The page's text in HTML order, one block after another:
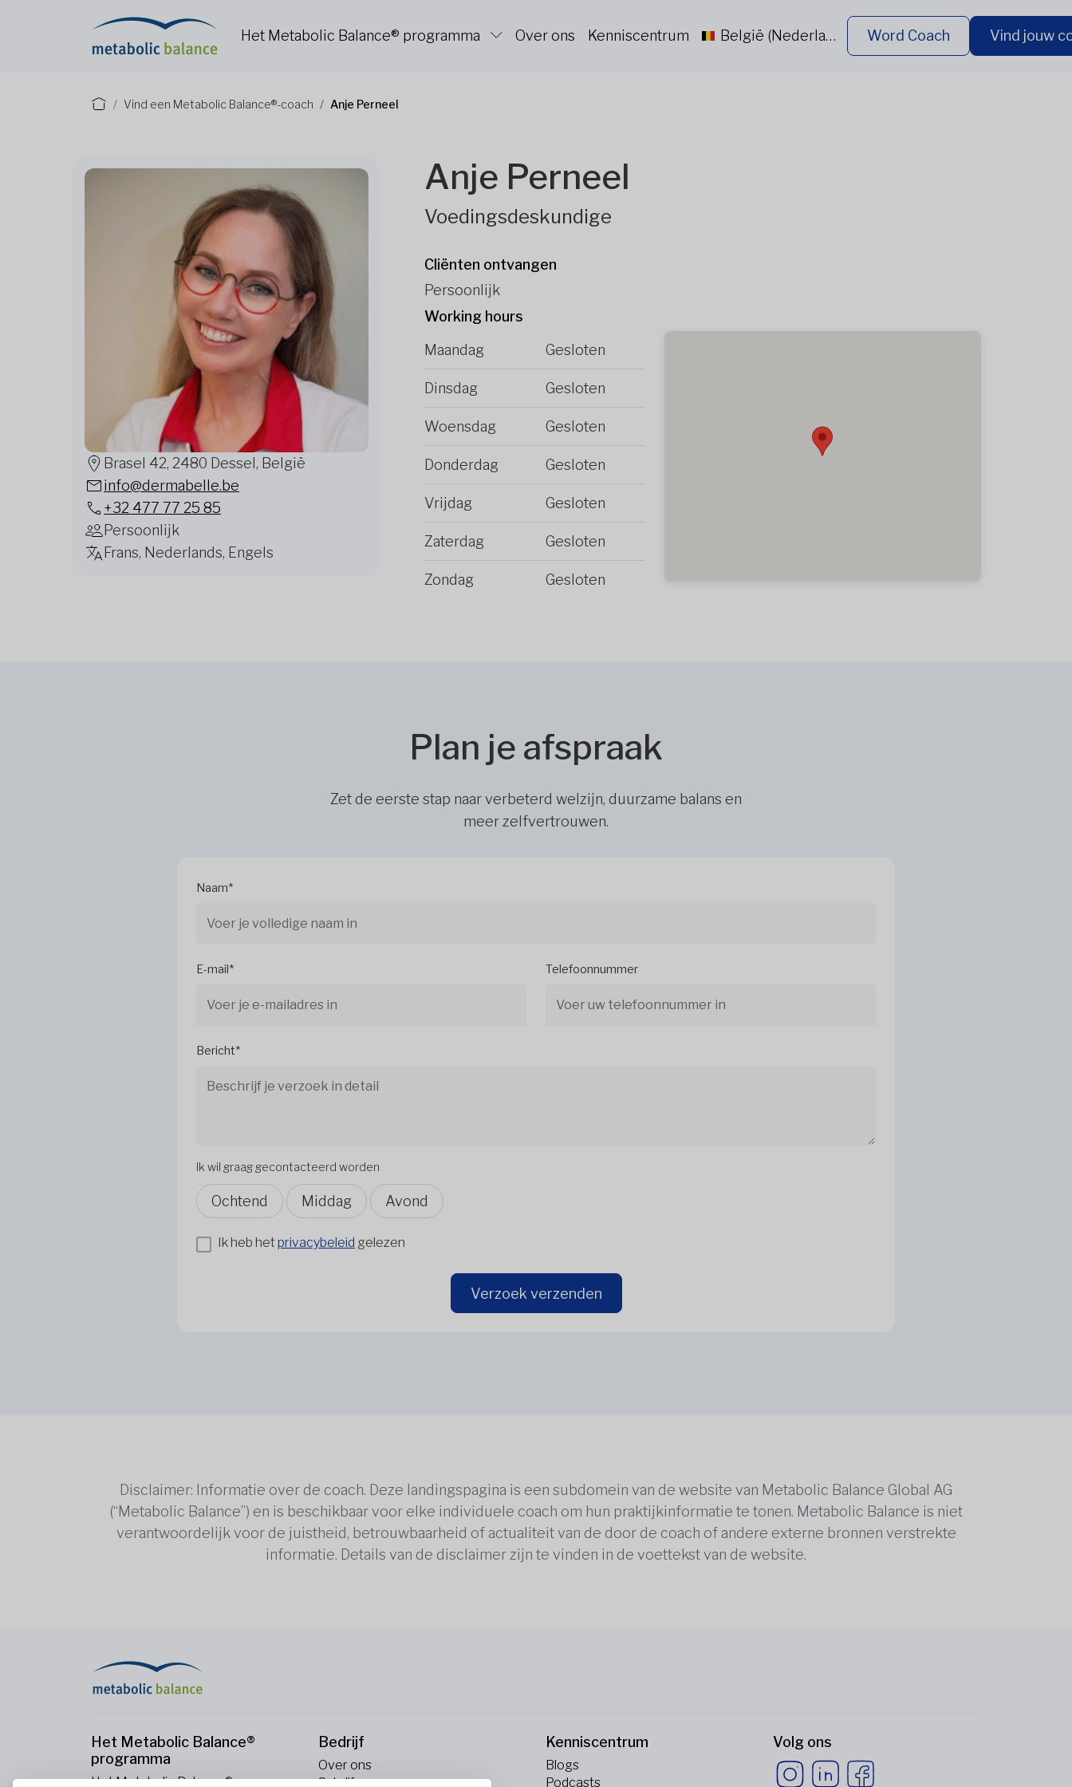
Het Metabolic Balance® programma Over ons Kenniscentrum België (Nederlands) Word Coach Vind jouw
Vind een Metabolic Balance®-coach Anje Perneel
Brasel 42, 2480 Dessel, België
info@dermabelle.be
+32 477 77 25 85
Persoonlijk
Frans, Nederlands, Engels
Anje Perneel
Voedingsdeskundige
Cliënten ontvangen
Persoonlijk
Working hours
Maandag
Gesloten
Dinsdag Gesloten
Woensdag Gesloten
Donderdag Gesloten
Vrijdag Gesloten
Zaterdag Gesloten
Zondag Gesloten
Plan je afspraak
Zet de eerste stap naar verbeterd welzijn, duurzame balans en
meer zelfvertrouwen.
Naam*
E-mail* Telefoonnummer
Bericht*
Ik wil graag gecontacteerd worden
Ochtend Middag Avond
Ik heb hetprivacybeleid gelezen
Verzoek verzenden
Disclaimer: Informatie over de coach. Deze landingspagina is een subdomein van de website van Metabolic Balance Global AG
(“Metabolic Balance”) en is beschikbaar voor elke individuele coach om hun praktijkinformatie te tonen. Metabolic Balance is niet
verantwoordelijk voor de juistheid, betrouwbaarheid of actualiteit van de door de coach of andere externe bronnen verstrekte
informatie. Details van de disclaimer zijn te vinden in de voettekst van de website.
Het Metabolic Balance®
programma
Het Metabolic Balance®
Bedrijf
Over ons
Schrijf ons
Kenniscentrum
Blogs
Podcasts
Volg ons